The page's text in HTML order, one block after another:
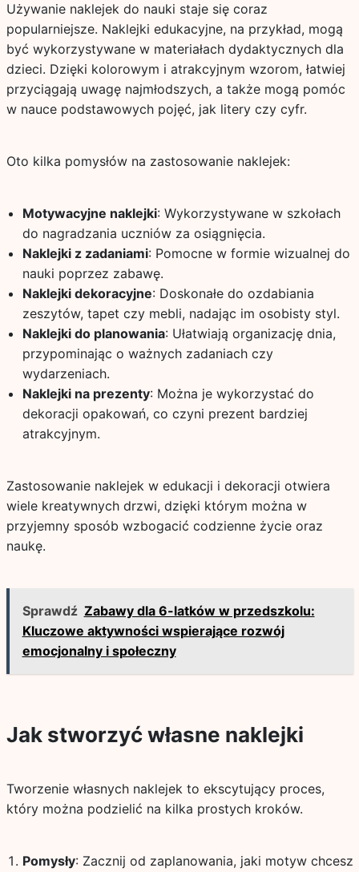
Używanie naklejek do nauki staje się coraz
popularniejsze. Naklejki edukacyjne, na przykład, mogą
być wykorzystywane w materiałach dydaktycznych dla
dzieci. Dzięki kolorowym i atrakcyjnym wzorom, łatwiej
przyciągają uwagę najmłodszych, a także mogą pomóc
w nauce podstawowych pojęć, jak litery czy cyfr.
Oto kilka pomysłów na zastosowanie naklejek:
Motywacyjne naklejki: Wykorzystywane w szkołach
do nagradzania uczniów za osiągnięcia.
Naklejki z zadaniami: Pomocne w formie wizualnej do
nauki poprzez zabawę.
Naklejki dekoracyjne: Doskonałe do ozdabiania
zeszytów, tapet czy mebli, nadając im osobisty styl.
Naklejki do planowania: Ułatwiają organizację dnia,
przypominając o ważnych zadaniach czy
wydarzeniach.
Naklejki na prezenty: Można je wykorzystać do
dekoracji opakowań, co czyni prezent bardziej
atrakcyjnym.
Zastosowanie naklejek w edukacji i dekoracji otwiera
wiele kreatywnych drzwi, dzięki którym można w
przyjemny sposób wzbogacić codzienne życie oraz
naukę.
Sprawdź Zabawy dla 6-latków w przedszkolu:
Kluczowe aktywności wspierające rozwój
emocjonalny i społeczny
Jak stworzyć własne naklejki
Tworzenie własnych naklejek to ekscytujący proces,
który można podzielić na kilka prostych kroków.
Pomysły: Zacznij od zaplanowania, jaki motyw chcesz